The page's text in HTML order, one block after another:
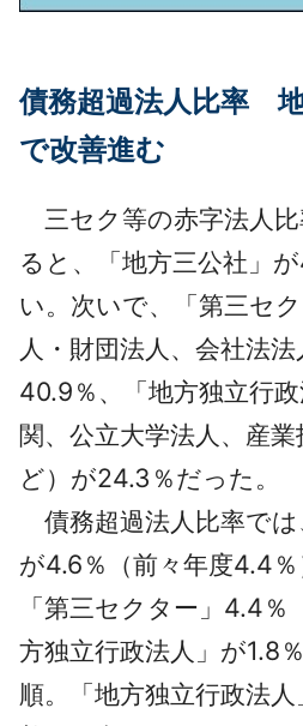
債務超過法人比率
で改善進む
三セク等の赤字法人
ると、「地方三公社」
い。次いで、「第三セ
人・財団法人、会社法
40.9％、「地方独立行
関、公立大学法人、産
ど）が24.3％だった。
債務超過法人比率では
が4.6％（前々年度4.4％
「第三セクター」4.4
方独立行政法人」が1.8
順。「地方独立行政法